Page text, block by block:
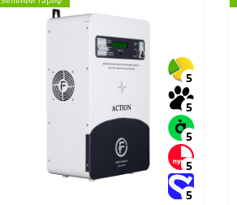
5
5
5
5
5